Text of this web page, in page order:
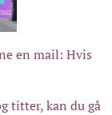
en mail: Hvis
titter, kan du gå